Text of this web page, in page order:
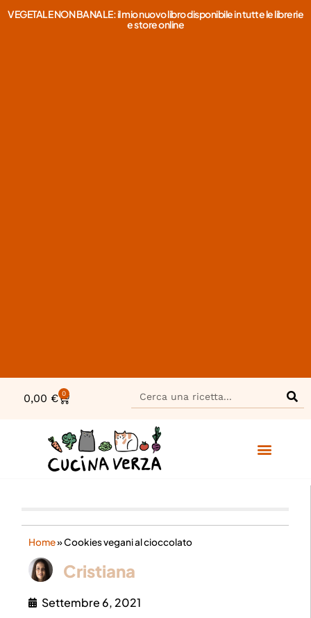
VEGETALE NON BANALE: il mio nuovo libro disponibile in tutte le librerie
e store online
0,00 € 0
Home»Cookies vegani al cioccolato
Cristiana
Settembre 6, 2021